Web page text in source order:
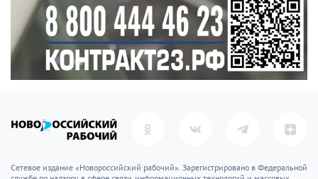
Сетевое издание «Новороссийский рабочий». Зарегистрировано в Федеральной